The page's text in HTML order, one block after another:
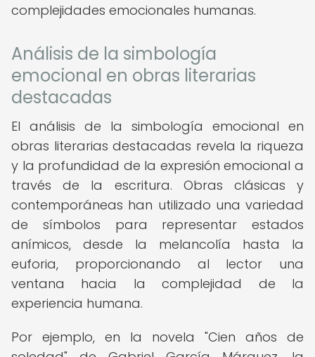
complejidades emocionales humanas.
Análisis de la simbología
emocional en obras literarias
destacadas
El análisis de la simbología emocional en
obras literarias destacadas revela la riqueza
y la profundidad de la expresión emocional a
través de la escritura. Obras clásicas y
contemporáneas han utilizado una variedad
de símbolos para representar estados
anímicos, desde la melancolía hasta la
euforia, proporcionando al lector una
ventana hacia la complejidad de la
experiencia humana.
Por ejemplo, en la novela "Cien años de